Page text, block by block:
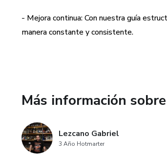
guías para
encuentres
que necesitas
desarrollar tu
- Mejora continua: Con nuestra guía
manera constante y consistente.
Más información
Lezcano Gabriel
3 Año Hotmarter